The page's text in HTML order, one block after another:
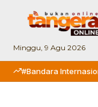
Minggu, 9 Agu 2026
#Bandara